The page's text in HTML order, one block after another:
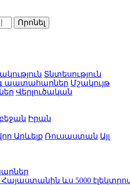
Տնտեսություն
պատահարներ Մշակույթ
Վերլուծական
Իրան
Արևելք Ռուսաստան Այլ
ևս 5000